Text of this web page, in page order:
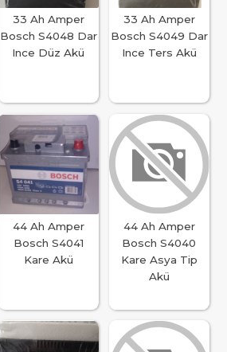
33 Ah Amper
Bosch S4048 Dar
Ince Düz Akü
33 Ah Amper
Bosch S4049 Dar
Ince Ters Akü
44 Ah Amper
Bosch S4041
Kare Akü
44 Ah Amper
Bosch S4040
Kare Asya Tip
Akü